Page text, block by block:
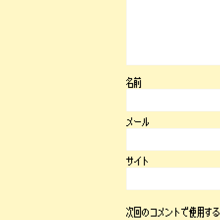
名前
メール
サイト
次回のコメントで使用す